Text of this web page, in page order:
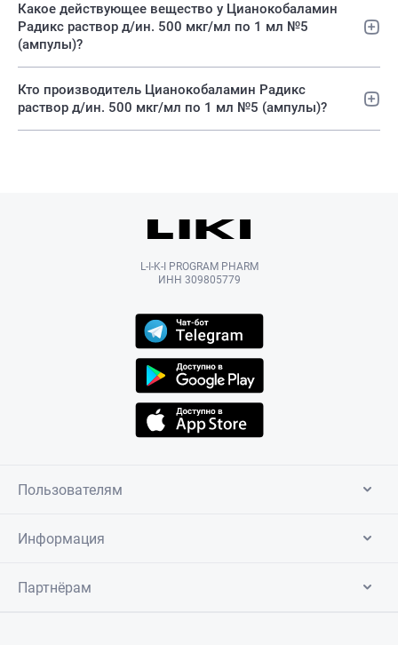
Какое действующее вещество у Цианокобаламин
Радикс раствор д/ин. 500 мкг/мл по 1 мл №5
(ампулы)?
Кто производитель Цианокобаламин Радикс
раствор д/ин. 500 мкг/мл по 1 мл №5 (ампулы)?
L-I-K-I PROGRAM PHARM
ИНН 309805779
Пользователям
Информация
Партнёрам